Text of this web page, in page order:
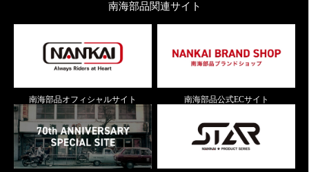
南海部品関連サイト
南海部品オフィシャルサイト 南海部品公式ECサイト